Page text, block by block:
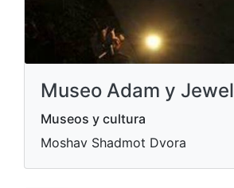
Museo Adam y Jewel
Museos y cultura
Moshav Shadmot Dvora